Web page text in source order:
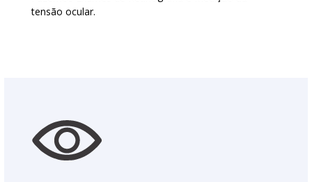
tensão ocular.